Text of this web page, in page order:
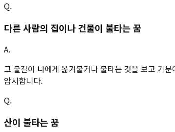
Q.
다른 사람의 집이나 건물이 불타는 꿈
A.
그 불길이 나에게 옮겨붙거나 불타는 것을 보고 기
암시합니다.
Q.
산이 불타는 꿈